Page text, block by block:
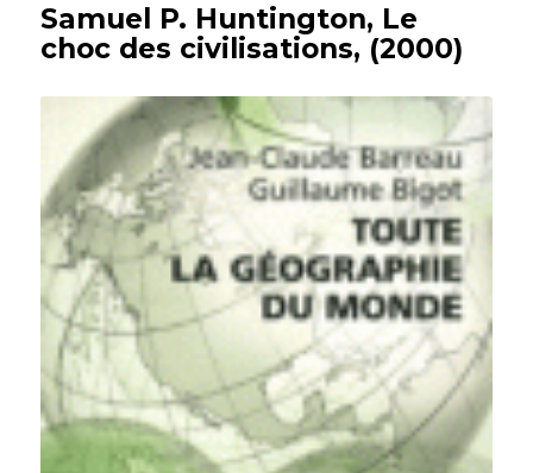
Samuel P. Huntington, Le
choc des civilisations, (2000)